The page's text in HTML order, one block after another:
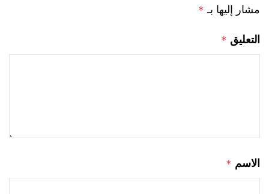
مشار إليها بـ *
التعليق *
الاسم *